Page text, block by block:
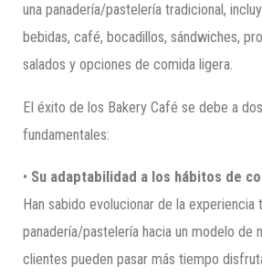
una panadería/pastelería tradicional,
bebidas, café, bocadillos, sándwiches,
salados y opciones de comida ligera.
El éxito de los Bakery Café se debe a
fundamentales:
• Su adaptabilidad a los hábitos de
Han sabido evolucionar de la experiencia
panadería/pastelería hacia un modelo de
clientes pueden pasar más tiempo